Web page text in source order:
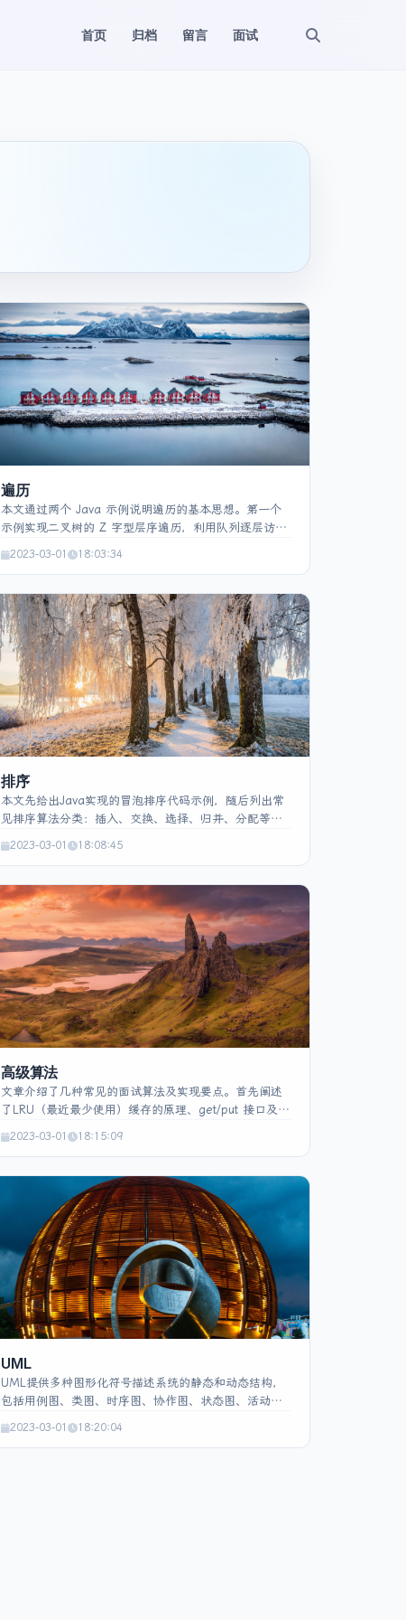
首页 归档 留言 面试
遍历
本文通过两个 Java 示例说明遍历的基本思想。第一个
示例实现二叉树的 Z 字型层序遍历，利用队列逐层访问
当前层结果进行反转。第二个示例演示文件系统的递归
名称，若遇子目录则递归调用以遍历其全部子文件，实
现对整个文件夹及其子文件夹的完整遍历。两段代码均
突出遍历的实现方式和常用技巧。
2023-03-01 18:03:34
排序
本文先给出Java实现的冒泡排序代码示例，随后列出常
见排序算法分类：插入、交换、选择、归并、分配等，
程、堆排序通过构建大（小）顶堆并不断取堆顶的原
大堆保存左半部分、最小堆保存右半部分，插入为
O(log n)，取中位数为O(1)。最后给出快速排序的划分思
路及双指针交换过程。
2023-03-01 18:08:45
高级算法
文章介绍了几种常见的面试算法及实现要点。首先阐述
了LRU（最近最少使用）缓存的原理、get/put 接口及其
式无需括号的优势。接着给出基于 MD5 的 URL 短链压
ID 的 64 位结构、优缺点。最后提供了 LFU（最不经常
使用）缓存的 O(1) 时间复杂度实现代码，包括节点和哈
希表的设计。
2023-03-01 18:15:09
UML
UML提供多种图形化符号描述系统的静态和动态结构，
包括用例图、类图、时序图、协作图、状态图、活动
展示功能模块及其关系，类图描述类及类间关联，时序
2023-03-01 18:20:04